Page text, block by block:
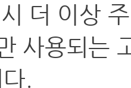
더 이상
사용되는
.